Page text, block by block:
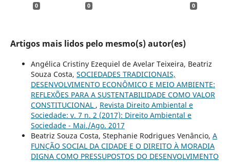
0 0 0
Artigos mais lidos pelo mesmo(s) autor(es)
Angélica Cristiny Ezequiel de Avelar Teixeira, Beatriz
Souza Costa, SOCIEDADES TRADICIONAIS,
DESENVOLVIMENTO ECONÔMICO E MEIO AMBIENTE:
REFLEXÕES PARA A SUSTENTABILIDADE COMO VALOR
CONSTITUCIONAL , Revista Direito Ambiental e
Sociedade: v. 7 n. 2 (2017): Direito Ambiental e
Sociedade - Mai./Ago. 2017
Beatriz Souza Costa, Stephanie Rodrigues Venâncio, A
FUNÇÃO SOCIAL DA CIDADE E O DIREITO À MORADIA
DIGNA COMO PRESSUPOSTOS DO DESENVOLVIMENTO